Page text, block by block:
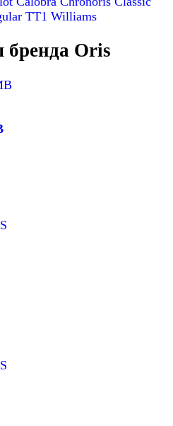
TT1 Williams
бренда Oris